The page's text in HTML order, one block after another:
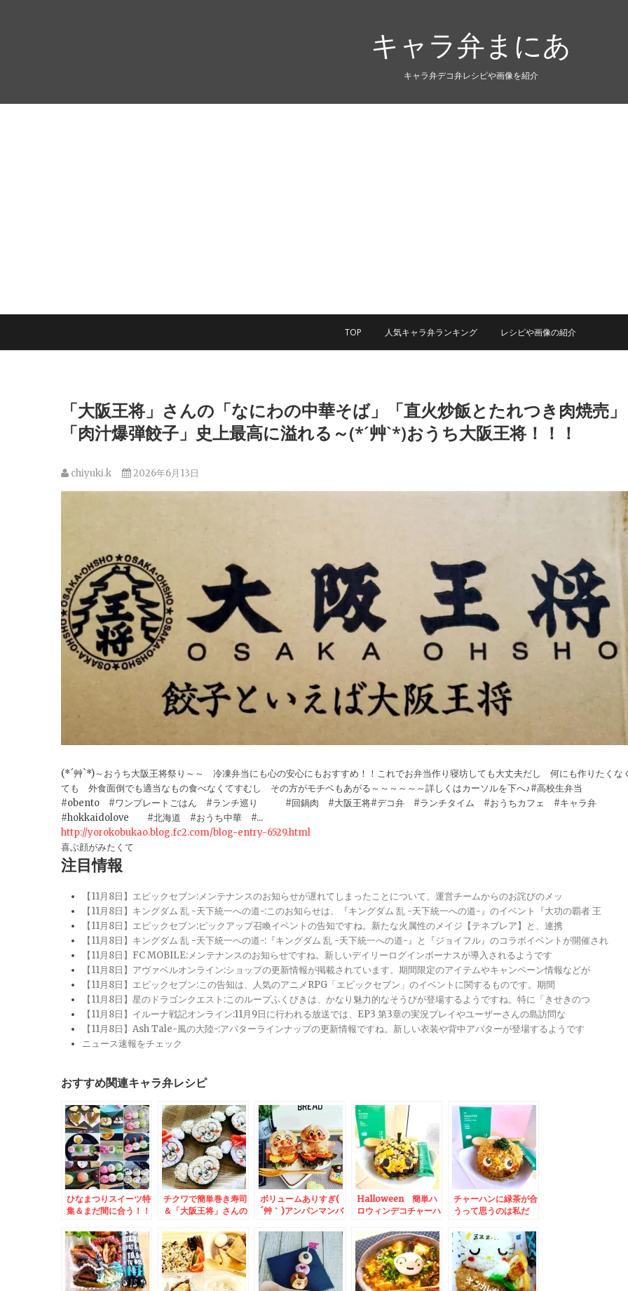
キャラ弁まにあ
キャラ弁デコ弁レシピや画像を紹介
TOP 人気キャラ弁ランキング レシピや画像の紹介
「大阪王将」さんの「なにわの中華そば」「直火炒飯とたれつき肉焼売
「肉汁爆弾餃子」史上最高に溢れる～(*´艸`*)おうち大阪王将！！！
chiyuki.k 2026年6月13日
(*´艸`*)～おうち大阪王将祭り～～ 冷凍弁当にも心の安心にもおすすめ！！これでお弁当作り寝坊しても大丈夫だし 何にも作りたくな
ても 外食面倒でも適当なもの食べなくてすむし その方がモチベもあがる～～～～～～詳しくはカーソルを下へ♪#高校生弁当
#obento #ワンプレートごはん #ランチ巡り #回鍋肉 #大阪王将#デコ弁 #ランチタイム #おうちカフェ #キャラ弁
#hokkaidolove #北海道 #おうち中華 #...
http://yorokobukao.blog.fc2.com/blog-entry-6529.html
喜ぶ顔がみたくて
注目情報
【11月8日】エピックセブン:メンテナンスのお知らせが遅れてしまったことについて、運営チームからのお詫びのメッ
【11月8日】キングダム 乱 -天下統一への道-:このお知らせは、『キングダム 乱 -天下統一への道-』のイベント『大功の覇者 王
【11月8日】エピックセブン:ピックアップ召喚イベントの告知ですね。新たな火属性のメイジ【テネブレア】と、連携
【11月8日】キングダム 乱 -天下統一への道-:『キングダム 乱 -天下統一への道-』と『ジョイフル』のコラボイベントが開催され
【11月8日】FC MOBILE:メンテナンスのお知らせですね。新しいデイリーログインボーナスが導入されるようです
【11月8日】アヴァベルオンライン:ショップの更新情報が掲載されています。期間限定のアイテムやキャンペーン情報などが
【11月8日】エピックセブン:この告知は、人気のアニメRPG「エピックセブン」のイベントに関するものです。期間
【11月8日】星のドラゴンクエスト:このループふくびきは、かなり魅力的なそうびが登場するようですね。特に「きせきのつ
【11月8日】イルーナ戦記オンライン:11月9日に行われる放送では、EP3 第3章の実況プレイやユーザーさんの島訪問な
【11月8日】Ash Tale-風の大陸-:アバターラインナップの更新情報ですね。新しい衣装や背中アバターが登場するようです
ニュース速報をチェック
おすすめ関連キャラ弁レシピ
ひなまつりスイーツ特
集＆まだ間に合う！！
将】
チクワで簡単巻き寿司
＆「大阪王将」さんの
良くボリューミーな件
Σ(ﾟДﾟ)
ボリュームありすぎ(
´艸｀)アンパンマンバ
「大阪王将」さんの
「中華そば」がクオリ
ティ高くコスパ良く大
満足な件Σ(ﾟДﾟ)
Halloween 簡単ハ
ロウィンデコチャーハ
の～＾＾♪
チャーハンに緑茶が合
うって思うのは私だ
ALLGREEN(^^♪の
「静茶」と「香味チャ
ーハン」レシピ